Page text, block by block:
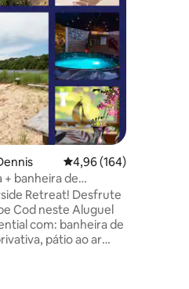
130 avaliações
4,96 de uma avaliação
4,96 (164)
+ banheira de
as estrelas*
Retreat! Desfrute
Cod neste Aluguel
com: banheira de
pátio ao ar